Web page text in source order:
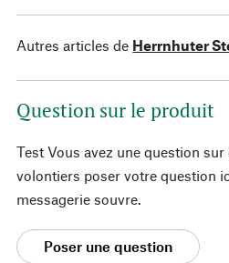
Autres articles de Herrnhuter
Question sur le produit
Test Vous avez une question
volontiers poser votre question
messagerie souvre.
Poser une question